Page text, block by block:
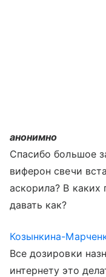
анонимно
Спасибо большое
виферон свечи
аскорила? В каких
давать как?
Козынкина-
Все дозировки
интернету это